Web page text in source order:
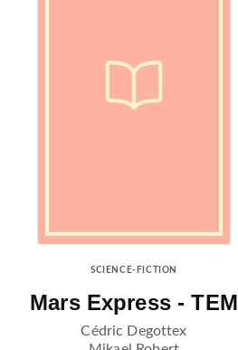
SCIENCE-FICTION
Mars Express - TEM
Cédric Degottex